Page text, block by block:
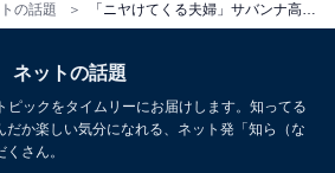
の話題 「ニヤけてくる夫婦」サバンナ高橋の妻・清水みさと、夫婦でロッキン初参戦！ 「奥さん顔ちっさ」
ネットの話題
ピックをタイムリーにお届けします。知ってる
か楽しい気分になれる、ネット発「知ら（な
さん。